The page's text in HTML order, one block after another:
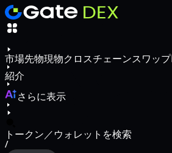
市場先物現物クロスチェーンスワップ
紹介
さらに表示
トークン／ウォレットを検索
/